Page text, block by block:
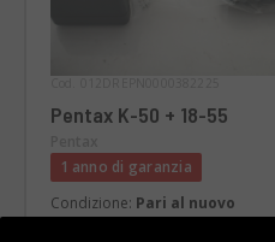
Pentax K-50 + 18-55
1 anno di garanzia
Condizione: Pari al nuovo